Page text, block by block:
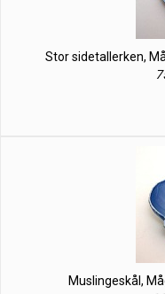
Stor sidetallerken,
Muslingeskål,